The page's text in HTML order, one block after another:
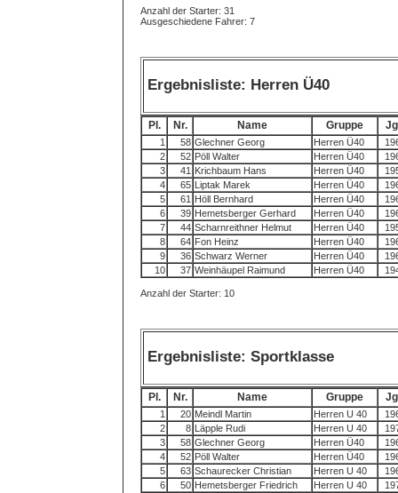
Anzahl der Starter: 31
Ausgeschiedene Fahrer: 7
Ergebnisliste: Herren Ü40
Pl. Nr. Name Gruppe
1 58 Glechner Georg Herren Ü40
2
52 Pöll Walter Herren Ü40
3
41 Krichbaum Hans Herren Ü40
4
65 Liptak Marek Herren Ü40
5
61 Höll Bernhard Herren Ü40
6
39 Hemetsberger Gerhard Herren Ü40
7
44 Scharnreithner Helmut Herren Ü40
8
64 Fon Heinz Herren Ü40
9
36 Schwarz Werner Herren Ü40
10
37 Weinhäupel Raimund Herren Ü40
Anzahl der Starter: 10
Ergebnisliste: Sportklasse
Pl. Nr. Name Gruppe
1 20 Meindl Martin Herren U 40
2
8 Läpple Rudi Herren U 40
3
58 Glechner Georg Herren Ü40
4
52 Pöll Walter Herren Ü40
5
63 Schaurecker Christian Herren U 40
6
50 Hemetsberger Friedrich Herren U 40